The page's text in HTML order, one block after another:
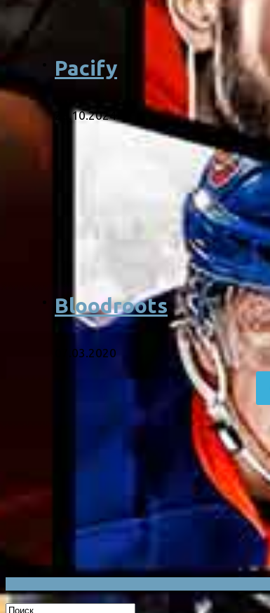
Pacify
28.10.2024
Bloodroots
07.03.2020